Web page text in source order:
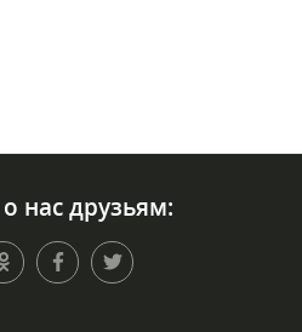
нас друзьям: